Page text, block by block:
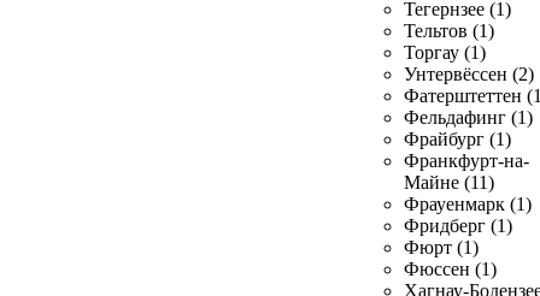
Тегернзее (1)
Тельтов (1)
Торгау (1)
Унтервёссен (2)
Фатерштеттен
Фельдафинг (1)
Фрайбург (1)
Франкфурт-на-
Майне (11)
Фрауенмарк (1)
Фридберг (1)
Фюрт (1)
Фюссен (1)
Хагнау-